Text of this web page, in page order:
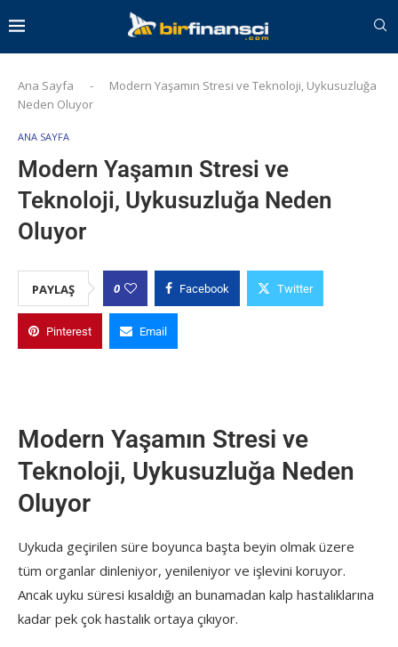
Ana Sayfa -
Modern Yaşamın Stresi ve Teknoloji, Uykusuzluğa
Neden Oluyor
ANA SAYFA
Modern Yaşamın Stresi ve
Teknoloji, Uykusuzluğa Neden
Oluyor
PAYLAŞ 0 Facebook Twitter
Pinterest Email
Modern Yaşamın Stresi ve
Teknoloji, Uykusuzluğa Neden
Oluyor
Uykuda geçirilen süre boyunca başta beyin olmak üzere
tüm organlar dinleniyor, yenileniyor ve işlevini koruyor.
Ancak uyku süresi kısaldığı an bunamadan kalp hastalıklarına
kadar pek çok hastalık ortaya çıkıyor.